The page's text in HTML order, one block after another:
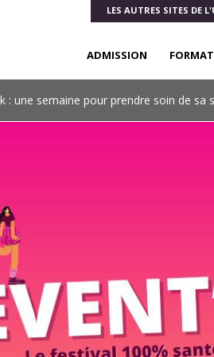
LES AUTRES SITES DE
ADMISSION
: une semaine pour prendre soin de sa